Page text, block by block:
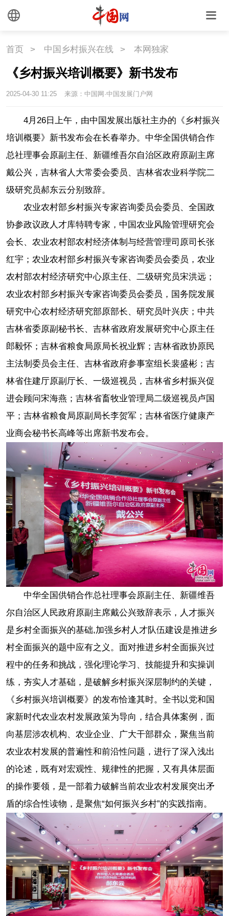
首页 > 中国乡村振兴在线 > 本网独家
《乡村振兴培训概要》新书发布
2025-04-30 11:25 来源：中国网·中国发展门户网
4月26日上午，由中国发展出版社主办的《乡村振兴
培训概要》新书发布会在长春举办。中华全国供销合作
总社理事会原副主任、新疆维吾尔自治区政府原副主席
戴公兴，吉林省人大常委会委员、吉林省农业科学院二
级研究员郝东云分别致辞。
农业农村部乡村振兴专家咨询委员会委员、全国政
协参政议政人才库特聘专家，中国农业风险管理研究会
会长、农业农村部农村经济体制与经营管理司原司长张
红宇；农业农村部乡村振兴专家咨询委员会委员，农业
农村部农村经济研究中心原主任、二级研究员宋洪远；
农业农村部乡村振兴专家咨询委员会委员，国务院发展
研究中心农村经济研究部原部长、研究员叶兴庆；中共
吉林省委原副秘书长、吉林省政府发展研究中心原主任
郎毅怀；吉林省粮食局原局长祝业辉；吉林省政协原民
主法制委员会主任、吉林省政府参事室组长裴盛彬；吉
林省住建厅原副厅长、一级巡视员，吉林省乡村振兴促
进会顾问宋海燕；吉林省畜牧业管理局二级巡视员卢国
平；吉林省粮食局原副局长李贺军；吉林省医疗健康产
业商会秘书长高峰等出席新书发布会。
中华全国供销合作总社理事会原副主任、新疆维吾
尔自治区人民政府原副主席戴公兴致辞表示，人才振兴
是乡村全面振兴的基础,加强乡村人才队伍建设是推进乡
村全面振兴的题中应有之义。面对推进乡村全面振兴过
程中的任务和挑战，强化理论学习、技能提升和实操训
练，夯实人才基础，是破解乡村振兴深层制约的关键，
《乡村振兴培训概要》的发布恰逢其时。全书以党和国
家新时代农业农村发展政策为导向，结合具体案例，面
向基层涉农机构、农业企业、广大干部群众，聚焦当前
农业农村发展的普遍性和前沿性问题，进行了深入浅出
的论述，既有对宏观性、规律性的把握，又有具体层面
的操作要领，是一部着力破解当前农业农村发展突出矛
盾的综合性读物，是聚焦“如何振兴乡村”的实践指南。